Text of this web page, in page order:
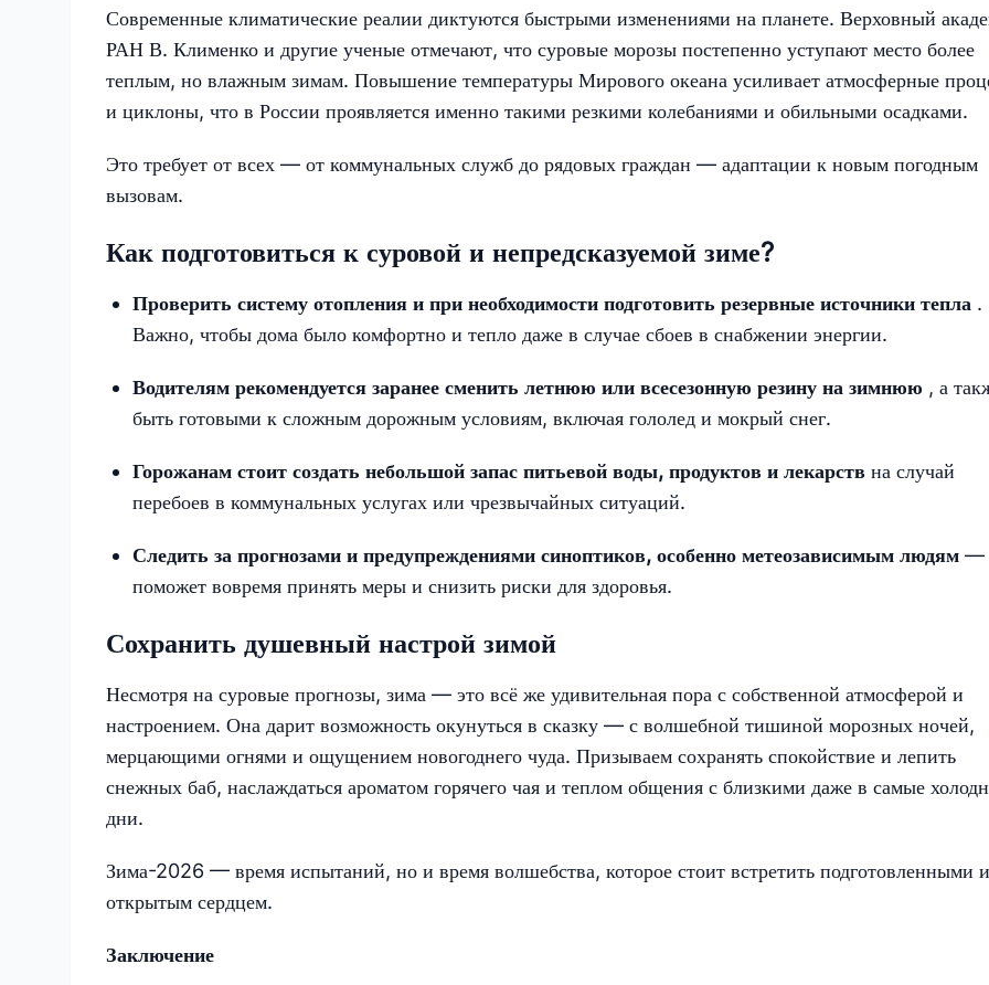
Современные климатические реалии диктуются быстрыми изменениями на планете. Верховный
РАН В. Клименко и другие ученые отмечают, что суровые морозы постепенно уступают место более
теплым, но влажным зимам. Повышение температуры Мирового океана усиливает атмосферные
и циклоны, что в России проявляется именно такими резкими колебаниями и обильными осадками.
Это требует от всех — от коммунальных служб до рядовых граждан — адаптации к новым погодным
вызовам.
Как подготовиться к суровой и непредсказуемой зиме?
Проверить систему отопления и при необходимости подготовить резервные источники тепла .
Важно, чтобы дома было комфортно и тепло даже в случае сбоев в снабжении энергии.
Водителям рекомендуется заранее сменить летнюю или всесезонную резину на зимнюю , а
быть готовыми к сложным дорожным условиям, включая гололед и мокрый снег.
Горожанам стоит создать небольшой запас питьевой воды, продуктов и лекарств на случай
перебоев в коммунальных услугах или чрезвычайных ситуаций.
Следить за прогнозами и предупреждениями синоптиков, особенно метеозависимым людям —
поможет вовремя принять меры и снизить риски для здоровья.
Сохранить душевный настрой зимой
Несмотря на суровые прогнозы, зима — это всё же удивительная пора с собственной атмосферой и
настроением. Она дарит возможность окунуться в сказку — с волшебной тишиной морозных ночей,
мерцающими огнями и ощущением новогоднего чуда. Призываем сохранять спокойствие и лепить
снежных баб, наслаждаться ароматом горячего чая и теплом общения с близкими даже в самые
дни.
Зима-2026 — время испытаний, но и время волшебства, которое стоит встретить подготовленными
открытым сердцем.
Заключение